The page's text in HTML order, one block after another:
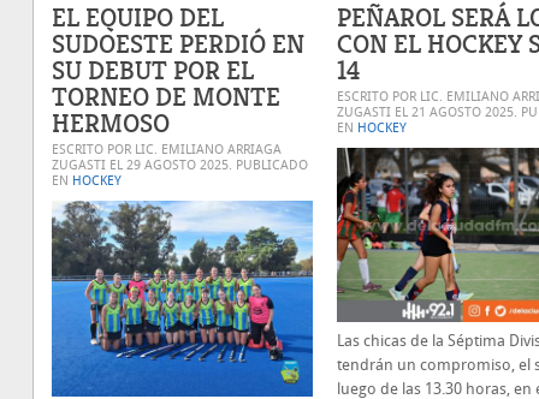
EL EQUIPO DEL
SUDOESTE PERDIÓ EN
SU DEBUT POR EL
TORNEO DE MONTE
HERMOSO
ESCRITO POR LIC. EMILIANO ARRIAGA
ZUGASTI EL 29 AGOSTO 2025. PUBLICADO
EN HOCKEY
PEÑAROL SERÁ
CON EL HOCKEY
14
ESCRITO POR LIC. EMILIANO
ZUGASTI EL 21 AGOSTO 2025.
EN HOCKEY
Las chicas de la Séptima
tendrán un compromiso, el
luego de las 13.30 horas, en